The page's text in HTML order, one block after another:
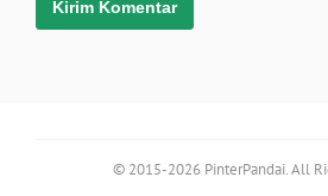
© 2015-2026 PinterPandai. All